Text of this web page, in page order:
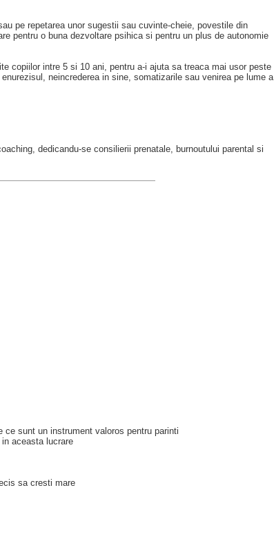
pe repetarea unor sugestii sau cuvinte-cheie, povestile din
pentru o buna dezvoltare psihica si pentru un plus de autonomie
copiilor intre 5 si 10 ani, pentru a-i ajuta sa treaca mai usor peste
neincrederea in sine, somatizarile sau venirea pe lume a
dedicandu-se consilierii prenatale, burnoutului parental si
sunt un instrument valoros pentru parinti
aceasta lucrare
sa cresti mare